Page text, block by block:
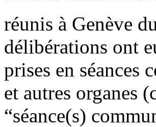
réunis à Genève
délibérations ont
prises en séances
et autres organes
“séance(s)